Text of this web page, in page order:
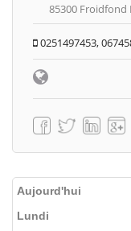
85300 Froidfond
0251497453,
Aujourd'hui
Lundi